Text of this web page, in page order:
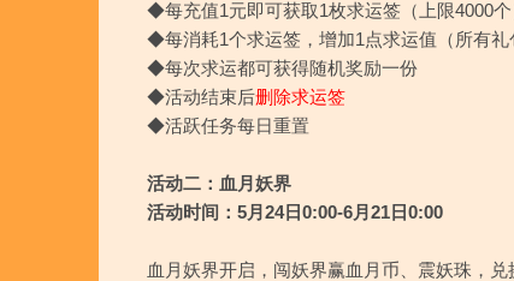
◆每充值1元即可获取1枚求运签（上限4000个
◆每消耗1个求运签，增加1点求运值（所有礼
◆每次求运都可获得随机奖励一份
◆活动结束后删除求运签
◆活跃任务每日重置
活动二：血月妖界
活动时间：5月24日0:00-6月21日0:00
血月妖界开启，闯妖界赢血月币、震妖珠，兑